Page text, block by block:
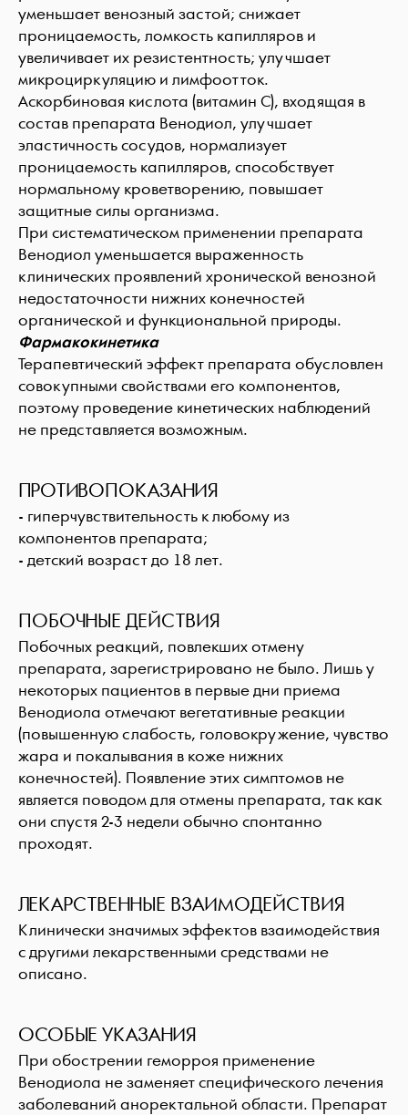
уменьшает венозный застой; снижает
проницаемость, ломкость капилляров и
увеличивает их резистентность; улучшает
микроциркуляцию и лимфоотток.
Аскорбиновая кислота (витамин С), входящая в
состав препарата Венодиол, улучшает
эластичность сосудов, нормализует
проницаемость капилляров, способствует
нормальному кроветворению, повышает
защитные силы организма.
При систематическом применении препарата
Венодиол уменьшается выраженность
клинических проявлений хронической венозной
недостаточности нижних конечностей
органической и функциональной природы.
Фармакокинетика
Терапевтический эффект препарата обусловлен
совокупными свойствами его компонентов,
поэтому проведение кинетических наблюдений
не представляется возможным.
ПРОТИВОПОКАЗАНИЯ
- гиперчувствительность к любому из
компонентов препарата;
- детский возраст до 18 лет.
ПОБОЧНЫЕ ДЕЙСТВИЯ
Побочных реакций, повлекших отмену
препарата, зарегистрировано не было. Лишь у
некоторых пациентов в первые дни приема
Венодиола отмечают вегетативные реакции
(повышенную слабость, головокружение, чувство
жара и покалывания в коже нижних
конечностей). Появление этих симптомов не
является поводом для отмены препарата, так как
они спустя 2-3 недели обычно спонтанно
проходят.
ЛЕКАРСТВЕННЫЕ ВЗАИМОДЕЙСТВИЯ
Клинически значимых эффектов взаимодействия
с другими лекарственными средствами не
описано.
ОСОБЫЕ УКАЗАНИЯ
При обострении геморроя применение
Венодиола не заменяет специфического лечения
заболеваний аноректальной области. Препарат